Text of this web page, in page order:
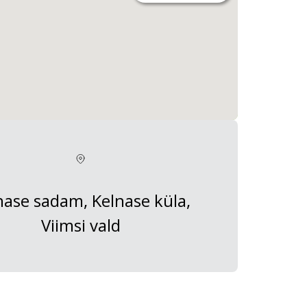
sadam, Kelnase küla,
Viimsi vald